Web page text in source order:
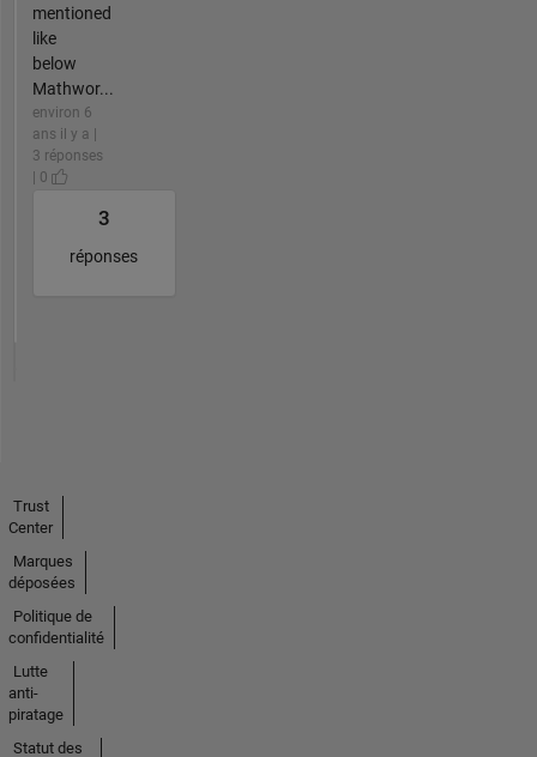
mentioned
like
below
Mathwor...
environ 6
ans il y a |
3 réponses
| 0
3
réponses
Trust
Center
Marques
déposées
Politique de
confidentialité
Lutte
anti-
piratage
Statut des